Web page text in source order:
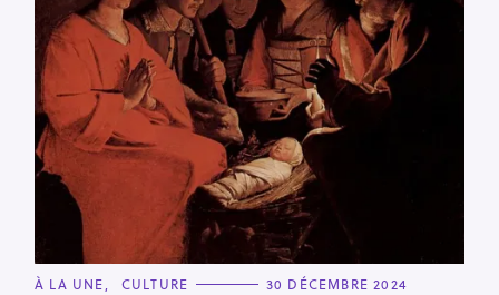
C
À LA UNE CULTURE 30 DÉCEMBRE 2024